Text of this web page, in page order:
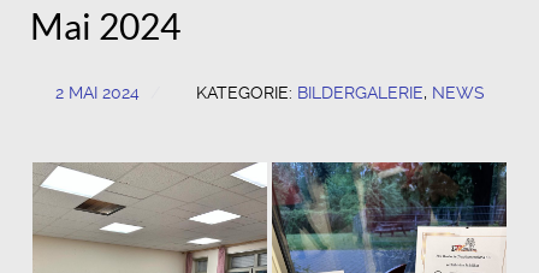
Mai 2024
2 MAI 2024 KATEGORIE: BILDERGALERIE, NEWS